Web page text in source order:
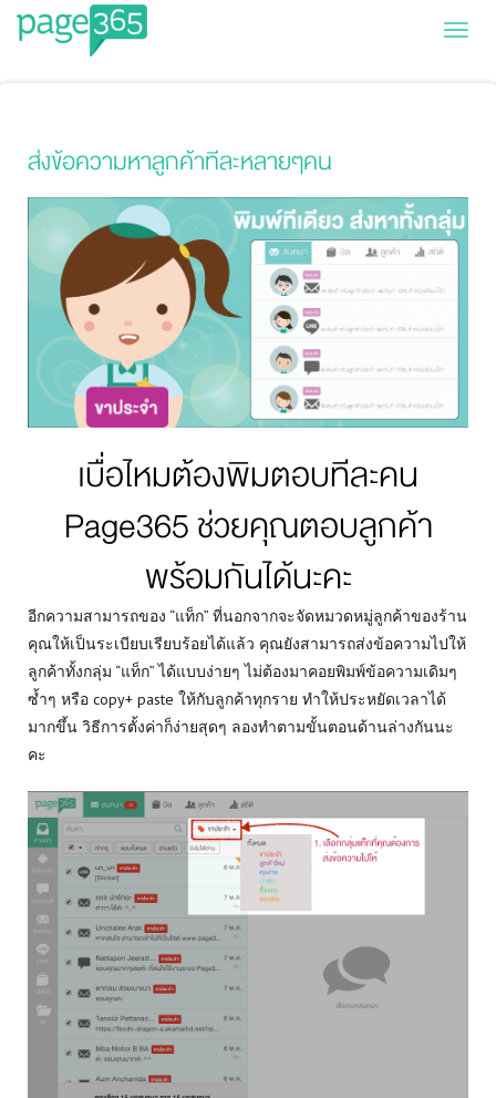
ส่งข้อความหาลูกค้าทีละหลายๆคน
เบื่อไหมต้องพิมตอบทีละคน
Page365 ช่วยคุณตอบลูกค้า
พร้อมกันได้นะคะ
อีกความสามารถของ “แท็ก” ที่นอกจากจะจัดหมวดหมู่ลูกค้าของร้าน
คุณให้เป็นระเบียบเรียบร้อยได้แล้ว คุณยังสามารถส่งข้อความไปให้
ลูกค้าทั้งกลุ่ม “แท็ก” ได้แบบง่ายๆ ไม่ต้องมาคอยพิมพ์ข้อความเดิมๆ
ซ้ำๆ หรือ copy+ paste ให้กับลูกค้าทุกราย ทำให้ประหยัดเวลาได้
มากขึ้น วิธีการตั้งค่าก็ง่ายสุดๆ ลองทำตามขั้นตอนด้านล่างกันนะ
คะ